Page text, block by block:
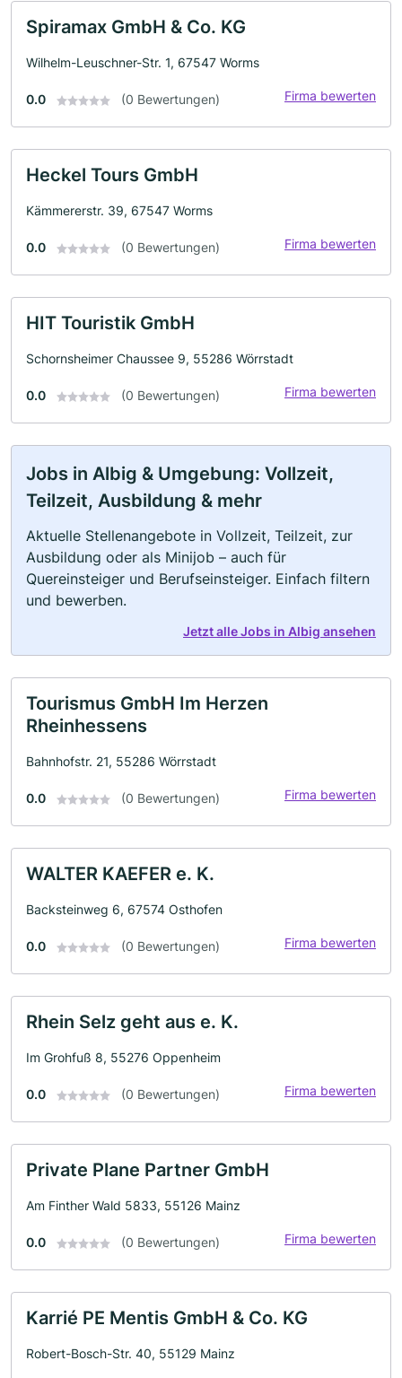
Spiramax GmbH & Co. KG
Wilhelm-Leuschner-Str. 1, 67547 Worms
0.0 (0 Bewertungen) Firma bewerten
Heckel Tours GmbH
Kämmererstr. 39, 67547 Worms
0.0 (0 Bewertungen) Firma bewerten
HIT Touristik GmbH
Schornsheimer Chaussee 9, 55286 Wörrstadt
0.0 (0 Bewertungen) Firma bewerten
Jobs in Albig & Umgebung: Vollzeit,
Teilzeit, Ausbildung & mehr
Aktuelle Stellenangebote in Vollzeit, Teilzeit, zur
Ausbildung oder als Minijob – auch für
Quereinsteiger und Berufseinsteiger. Einfach filtern
und bewerben.
Jetzt alle Jobs in Albig ansehen
Tourismus GmbH Im Herzen
Rheinhessens
Bahnhofstr. 21, 55286 Wörrstadt
0.0 (0 Bewertungen) Firma bewerten
WALTER KAEFER e. K.
Backsteinweg 6, 67574 Osthofen
0.0 (0 Bewertungen) Firma bewerten
Rhein Selz geht aus e. K.
Im Grohfuß 8, 55276 Oppenheim
0.0 (0 Bewertungen) Firma bewerten
Private Plane Partner GmbH
Am Finther Wald 5833, 55126 Mainz
0.0 (0 Bewertungen) Firma bewerten
Karrié PE Mentis GmbH & Co. KG
Robert-Bosch-Str. 40, 55129 Mainz